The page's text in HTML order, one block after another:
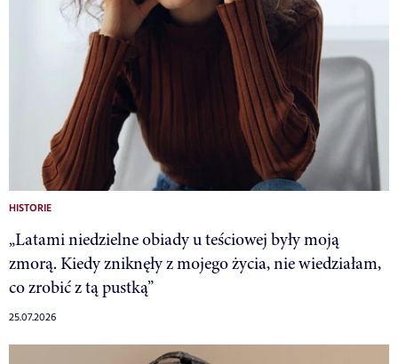
HISTORIE
„Latami niedzielne obiady u teściowej były moją
zmorą. Kiedy zniknęły z mojego życia, nie wiedziałam,
co zrobić z tą pustką”
25.07.2026